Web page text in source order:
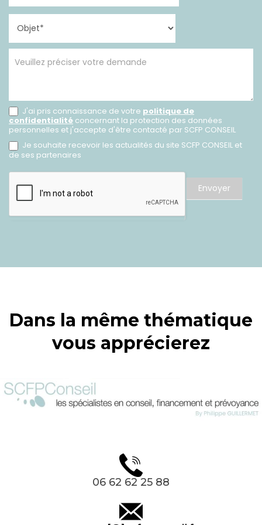
J'ai pris connaissance de votre politique de
confidentialité concernant la protection des données
personnelles et j'accepte d'être contacté par SCFP CONSEIL
Je souhaite recevoir les actualités du site SCFP CONSEIL et
de ses partenaires
Envoyer
Dans la même thématique
vous apprécierez
06 62 62 25 88